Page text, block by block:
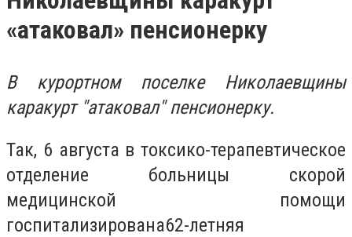
«атаковал» пенсионерку
В курортном поселке Николаевщины
каракурт "атаковал" пенсионерку.
Так, 6 августа в токсико-терапевтическое
отделение больницы скорой
медицинской помощи
госпитализирована62-летняя